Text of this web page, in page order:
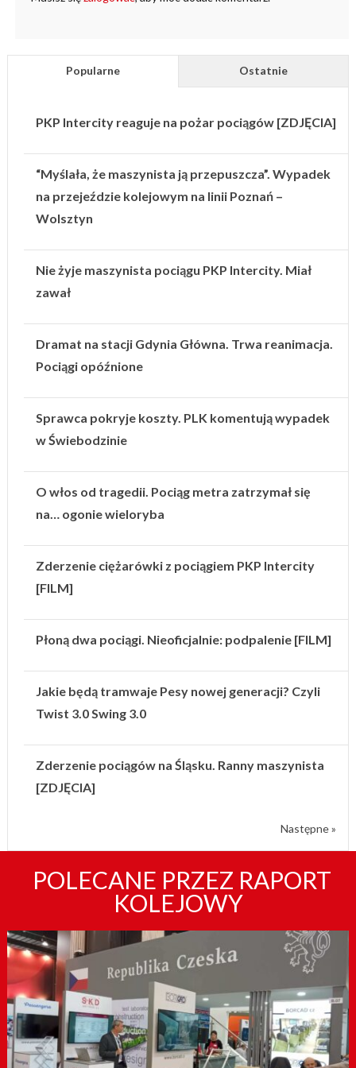
Popularne Ostatnie
PKP Intercity reaguje na pożar pociągów [ZDJĘCIA]
“Myślała, że maszynista ją przepuszcza”. Wypadek
na przejeździe kolejowym na linii Poznań –
Wolsztyn
Nie żyje maszynista pociągu PKP Intercity. Miał
zawał
Dramat na stacji Gdynia Główna. Trwa reanimacja.
Pociągi opóźnione
Sprawca pokryje koszty. PLK komentują wypadek
w Świebodzinie
O włos od tragedii. Pociąg metra zatrzymał się
na… ogonie wieloryba
Zderzenie ciężarówki z pociągiem PKP Intercity
[FILM]
Płoną dwa pociągi. Nieoficjalnie: podpalenie [FILM]
Jakie będą tramwaje Pesy nowej generacji? Czyli
Twist 3.0 Swing 3.0
Zderzenie pociągów na Śląsku. Ranny maszynista
[ZDJĘCIA]
Następne »
POLECANE PRZEZ RAPORT
KOLEJOWY